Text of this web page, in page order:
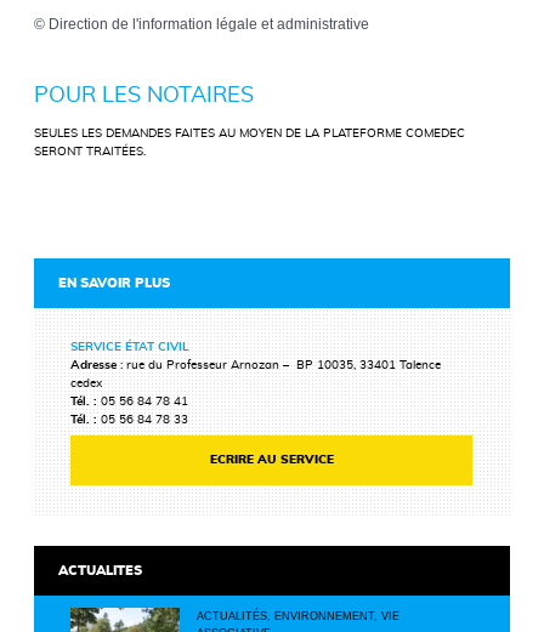
© Direction de l'information légale et administrative
POUR LES NOTAIRES
SEULES LES DEMANDES FAITES AU MOYEN DE LA PLATEFORME COMEDEC
SERONT TRAITÉES.
EN SAVOIR PLUS
SERVICE ÉTAT CIVIL
Adresse : rue du Professeur Arnozan – BP 10035, 33401 Talence
cedex
Tél. :05 56 84 78 41
Tél. :05 56 84 78 33
ECRIRE AU SERVICE
ACTUALITES
ACTUALITÉS, ENVIRONNEMENT, VIE